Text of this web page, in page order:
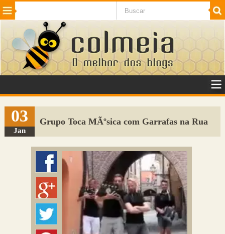
Beleza Cinema e TV
Internet Jogos NotÃ­cias SaÃºde
VeÃ­culos Adulto
Sugerir Link
Adicionar Blog
Colmeia Exchange
Perguntas Frequentes
03
Jan
Grupo Toca MÃºsica com Garrafas na Rua